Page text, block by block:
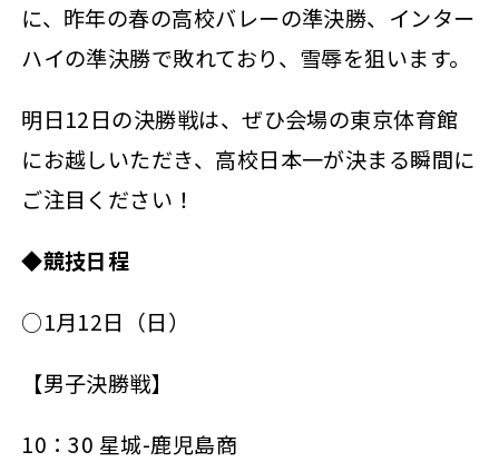
に、昨年の春の高校バレーの準決勝、インター
ハイの準決勝で敗れており、雪辱を狙います。
明日12日の決勝戦は、ぜひ会場の東京体育館
にお越しいただき、高校日本一が決まる瞬間に
ご注目ください！
◆競技日程
○1月12日（日）
【男子決勝戦】
10：30 星城-鹿児島商